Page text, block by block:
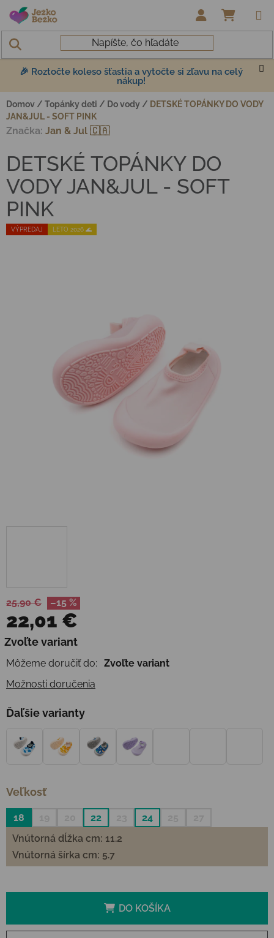
Prejsť na obsah
🎉 Roztočte koleso šťastia a vytočte si zľavu na celý
nákup!
Domov / Topánky deti / Do vody / DETSKÉ TOPÁNKY DO VODY
JAN&JUL - SOFT PINK
25,90 € –15 %
22,01 €
Jednotková cena:
Zvoľte variant
Môžeme doručiť do:
Zvoľte variant
Možnosti doručenia
Ďaľšie varianty
Veľkosť
18 22 24
Vnútorná dĺžka cm: 11.2
Vnútorná šírka cm: 5.7
DO KOŠÍKA
VÝPREDAJ LETO 2026 🌊
DETSKÉ TOPÁNKY DO
VODY JAN&JUL - SOFT
PINK
Značka: Jan & Jul 🇨🇦